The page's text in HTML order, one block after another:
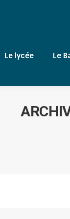
Le lycée Le